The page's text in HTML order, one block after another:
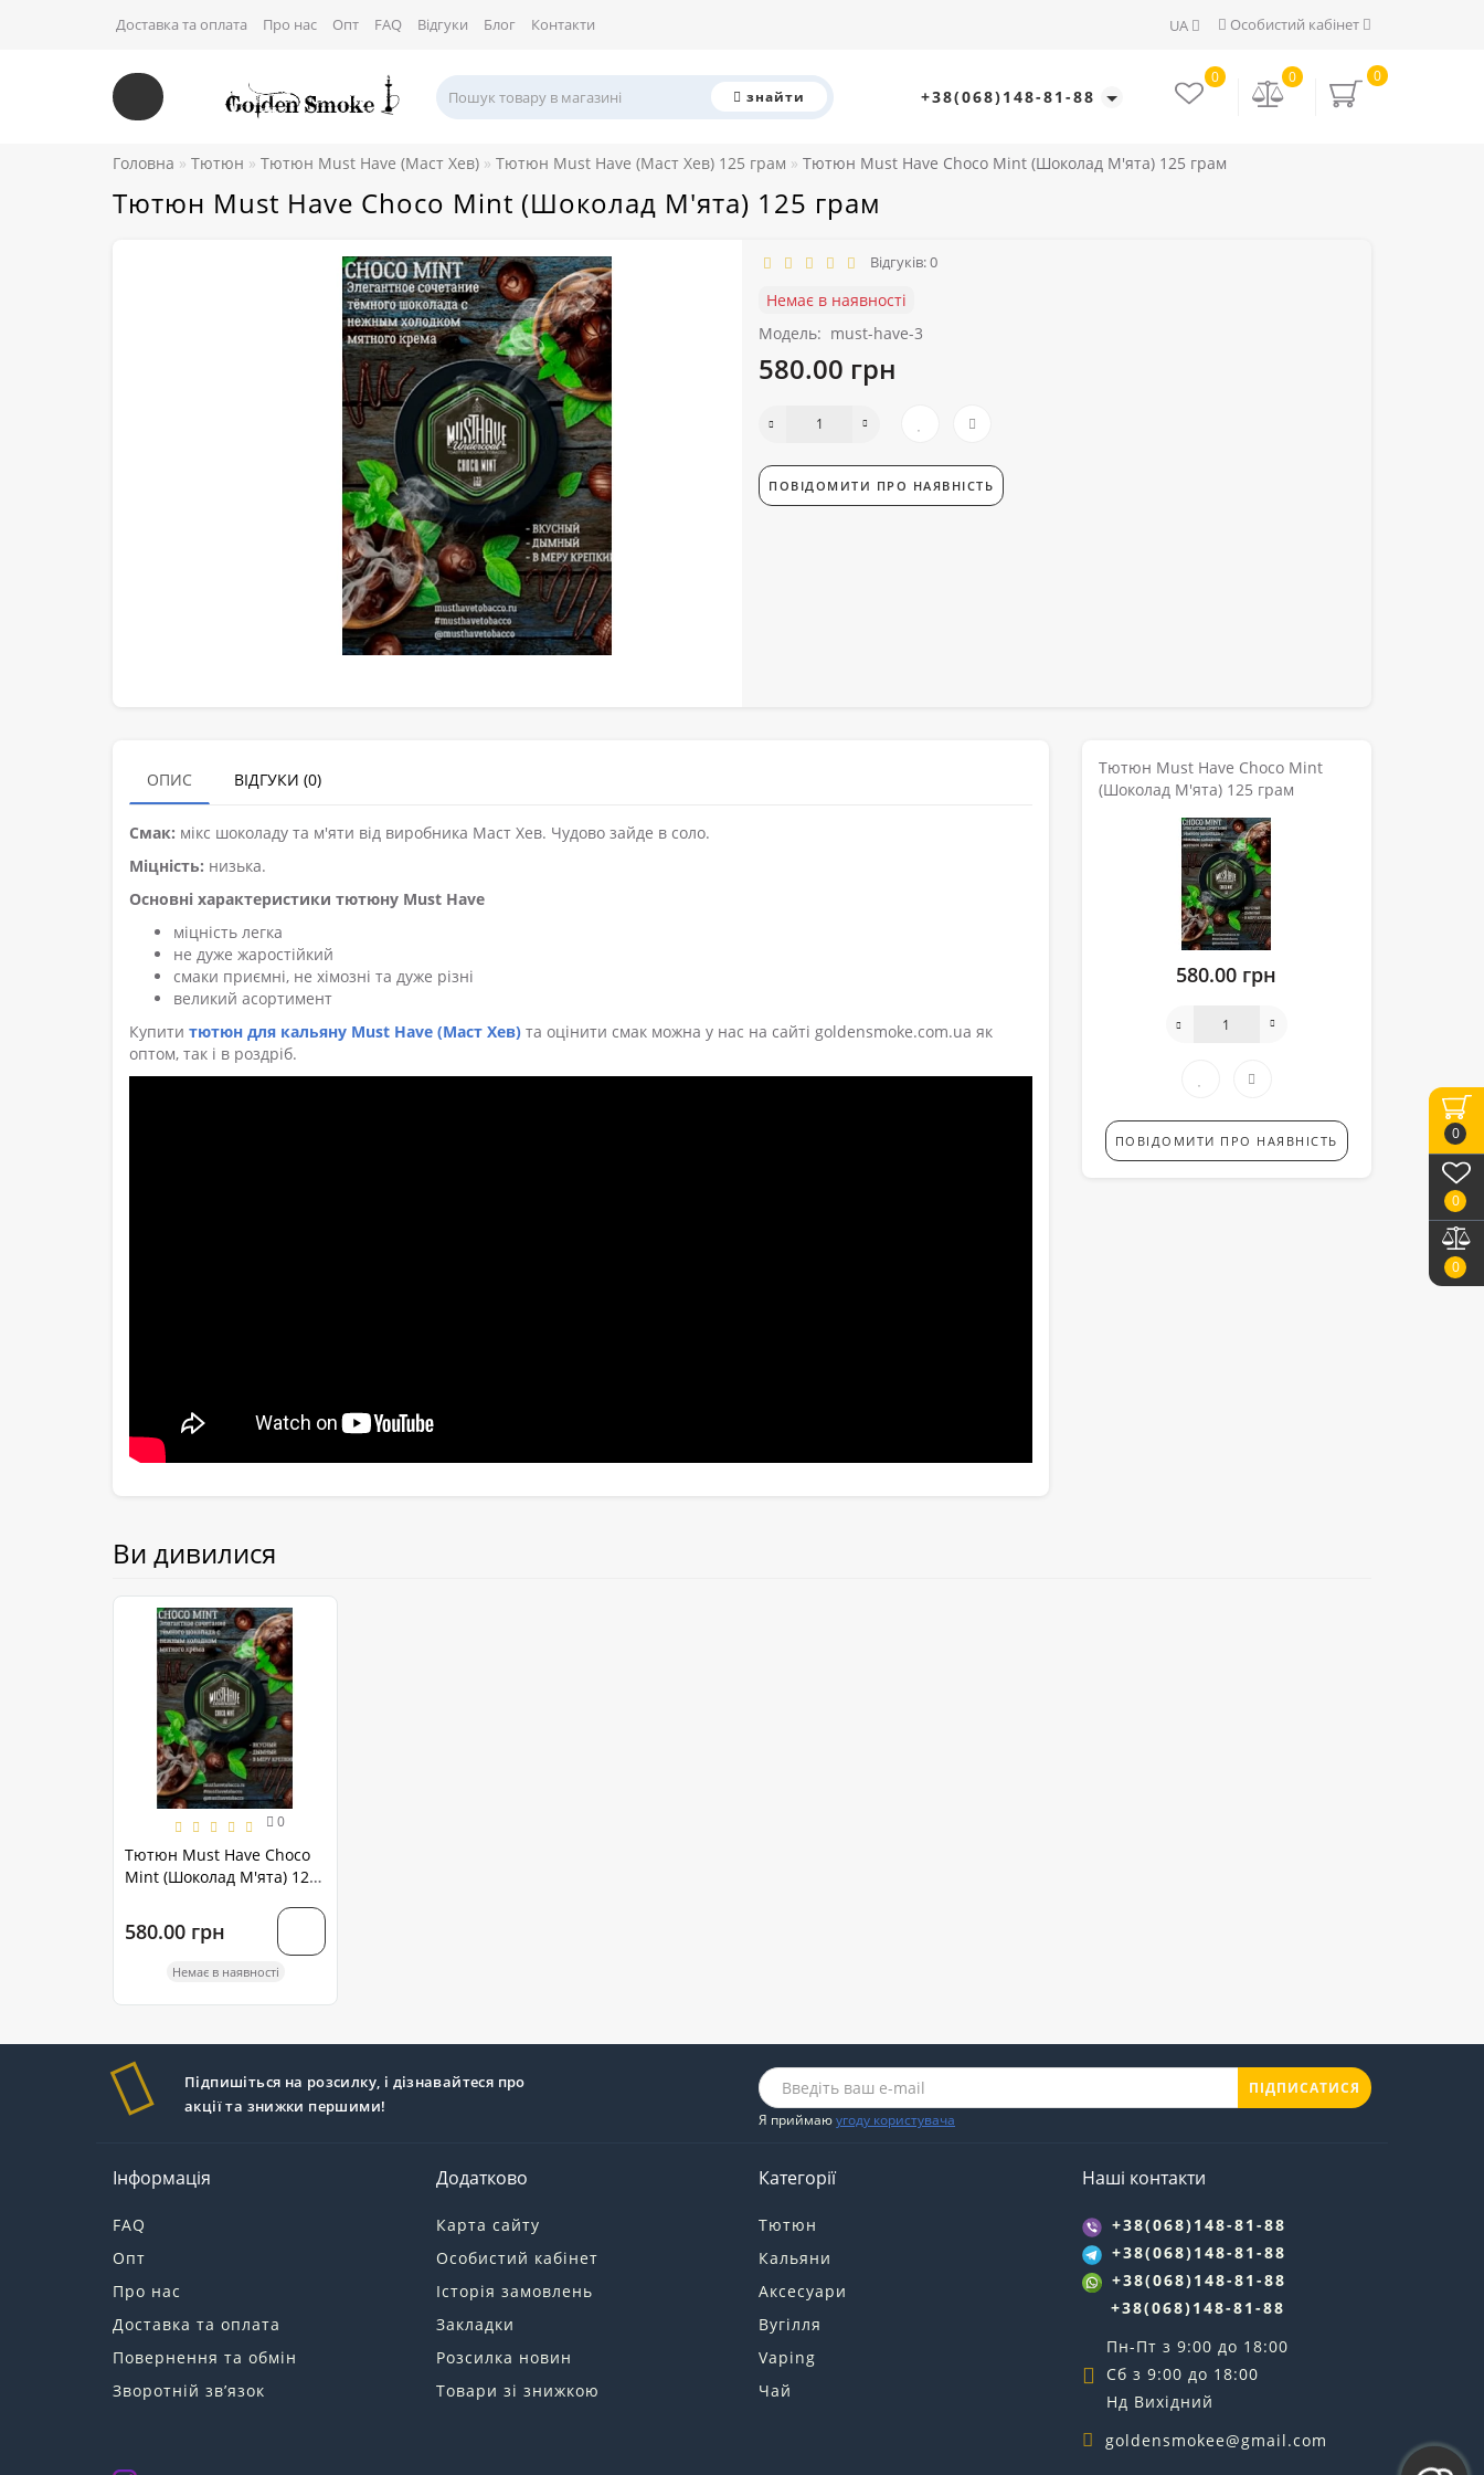
0
0
0
Особистий кабінет
UA
Доставка та оплата Про нас Опт FAQ Відгуки Блог Контакти
знайти +38(068)148-81-88
0
0
0
Головна Тютюн Тютюн Must Have (Маст Хев) Тютюн Must Have (Маст Хев) 125 грам Тютюн Must Have Choco Mint (Шоколад М'ята) 125 грам
Тютюн Must Have Choco Mint (Шоколад М'ята) 125 грам
Відгуків: 0
Немає в наявності
Модель: must-have-3
580.00 грн
ПОВІДОМИТИ ПРО НАЯВНІСТЬ
ОПИС ВІДГУКИ (0)
Смак: мікс шоколаду та м'яти від виробника Маст Хев. Чудово зайде в соло.
Міцність: низька.
Основні характеристики тютюну Must Have
міцність легка
не дуже жаростійкий
смаки приємні, не хімозні та дуже різні
великий асортимент
Купити тютюн для кальяну Must Have (Маст Хев) та оцінити смак можна у нас на сайті goldensmoke.com.ua як
оптом, так і в роздріб.
Тютюн Must Have Choco Mint
(Шоколад М'ята) 125 грам
580.00 грн
ПОВІДОМИТИ ПРО НАЯВНІСТЬ
Ви дивилися
0
Тютюн Must Have Choco
Mint (Шоколад М'ята) 125
580.00 грн
Немає в наявності
Підпишіться на розсилку, і дізнавайтеся про
акції та знижки першими!
ПІДПИСАТИСЯ
Я приймаюугоду користувача
Інформація
FAQ
Опт
Про нас
Доставка та оплата
Повернення та обмін
Зворотній зв’язок
Додатково
Карта сайту
Особистий кабінет
Історія замовлень
Закладки
Розсилка новин
Товари зі знижкою
Категорії
Тютюн
Кальяни
Аксесуари
Вугілля
Vaping
Чай
Наші контакти
+38(068)148-81-88
+38(068)148-81-88
+38(068)148-81-88
+38(068)148-81-88
Пн-Пт з 9:00 до 18:00
Сб з 9:00 до 18:00
Нд Вихідний
goldensmokee@gmail.com